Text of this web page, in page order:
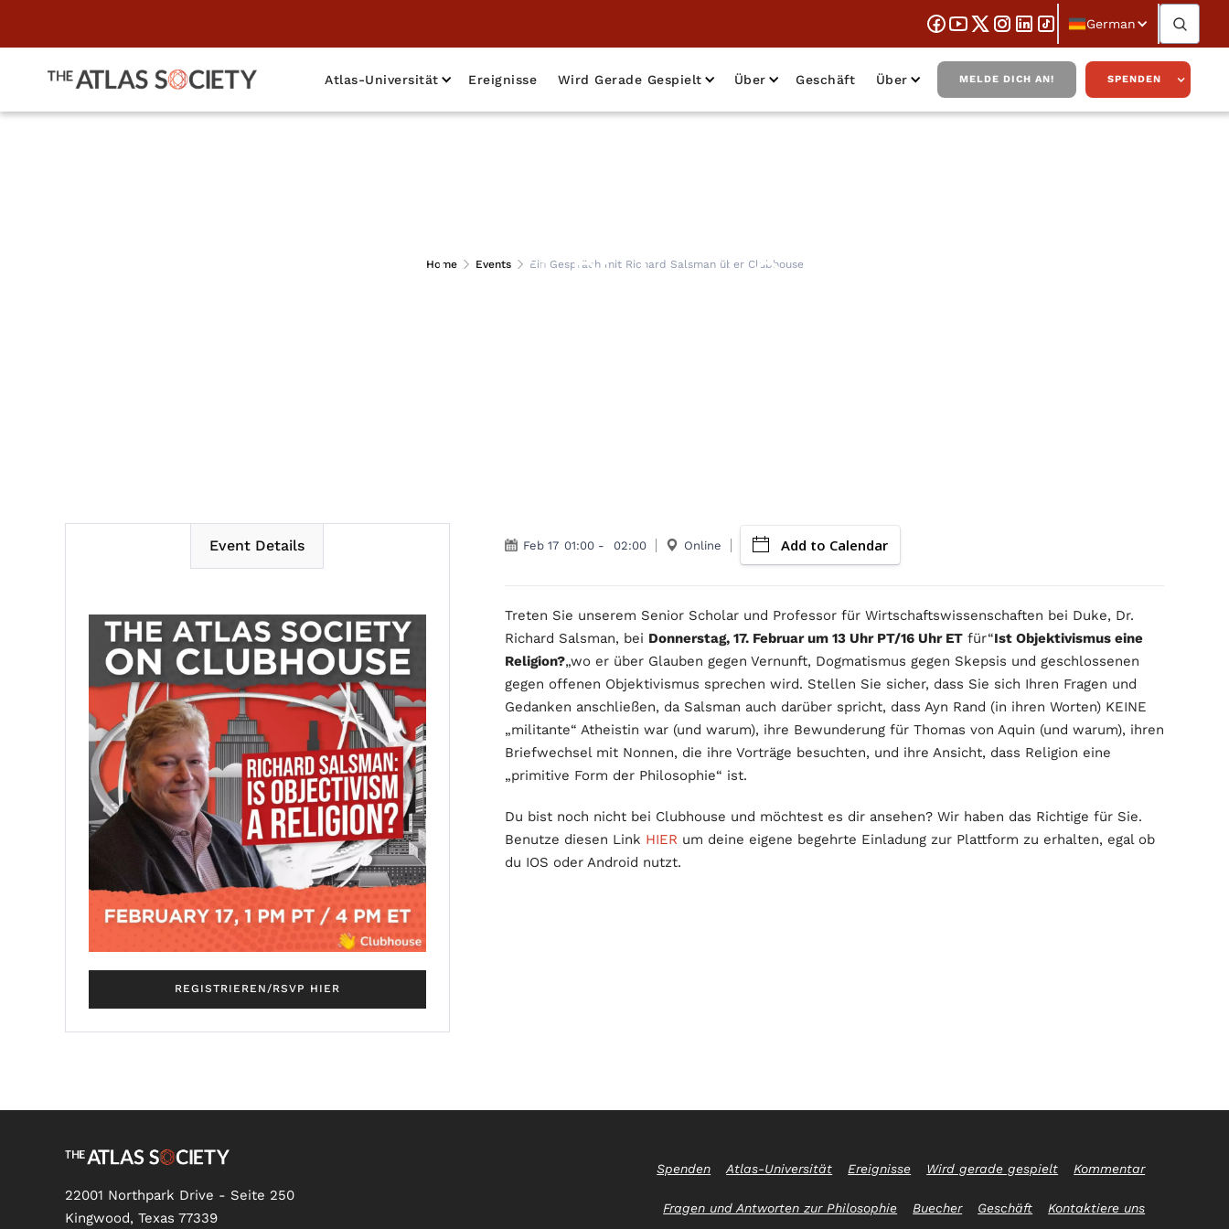
German
Atlas-Universität Ereignisse Wird Gerade Gespielt Über Geschäft Über MELDE DICH AN! SPENDEN
Home Events Ein Gespräch mit Richard Salsman über Clubhouse
Ein Gespräch mit Richard Salsman über
Event Details
REGISTRIEREN/RSVP HIER
Feb 17 01:00 - 02:00 Online Add to Calendar
Treten Sie unserem Senior Scholar und Professor für Wirtschaftswissenschaften bei Duke, Dr.
Richard Salsman, bei Donnerstag, 17. Februar um 13 Uhr PT/16 Uhr ETfür“Ist Objektivismus eine
Religion?„wo er über Glauben gegen Vernunft, Dogmatismus gegen Skepsis und geschlossenen
gegen offenen Objektivismus sprechen wird. Stellen Sie sicher, dass Sie sich Ihren Fragen und
Gedanken anschließen, da Salsman auch darüber spricht, dass Ayn Rand (in ihren Worten) KEINE
„militante“ Atheistin war (und warum), ihre Bewunderung für Thomas von Aquin (und warum), ihren
Briefwechsel mit Nonnen, die ihre Vorträge besuchten, und ihre Ansicht, dass Religion eine
„primitive Form der Philosophie“ ist.
Du bist noch nicht bei Clubhouse und möchtest es dir ansehen? Wir haben das Richtige für Sie.
Benutze diesen Link HIER um deine eigene begehrte Einladung zur Plattform zu erhalten, egal ob
du IOS oder Android nutzt.
22001 Northpark Drive - Seite 250
Kingwood, Texas 77339
Spenden Atlas-Universität Ereignisse Wird gerade gespielt Kommentar
Fragen und Antworten zur Philosophie Buecher Geschäft Kontaktiere uns